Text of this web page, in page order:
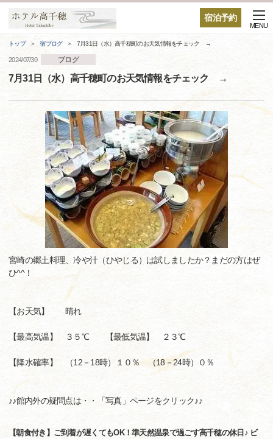
宿泊予約
MENU
トップ 宿ブログ 7月31日（水）高千穂町のお天気情報をチェック →
2024/07/30 ブログ
7月31日（水）高千穂町のお天気情報をチェック →
宮崎の郷土料理、冷や汁（ひやじる）は試しましたか？まだの方はぜ
ひ^^！
【お天気】 晴れ
【最高気温】 ３５℃ 【最低気温】 ２３℃
【降水確率】 （12－18時）１０％ （18－24時）０％
♪♪館内外の疑問点は・・「写真」ページをクリック♪♪
【朝食付き】ご到着が遅くてもOK！準天然温泉で過ごす高千穂の休日♪ ビ